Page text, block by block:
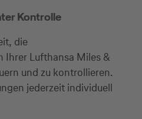
Kontrolle
die
Ihrer Lufthansa Miles &
und zu kontrollieren.
jederzeit individuell